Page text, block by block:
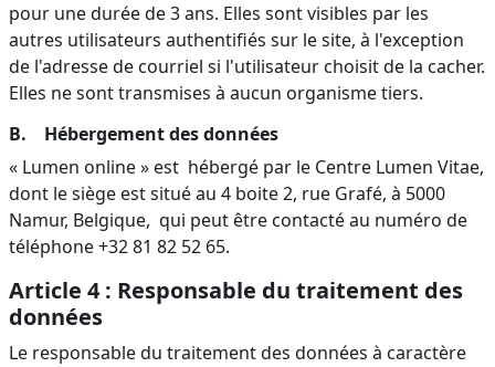
pour une durée de 3 ans. Elles sont visibles par les
autres utilisateurs authentifiés sur le site, à l'exception
de l'adresse de courriel si l'utilisateur choisit de la cacher.
Elles ne sont transmises à aucun organisme tiers.
B. Hébergement des données
« Lumen online » est hébergé par le Centre Lumen Vitae,
dont le siège est situé au 4 boite 2, rue Grafé, à 5000
Namur, Belgique, qui peut être contacté au numéro de
téléphone +32 81 82 52 65.
Article 4 : Responsable du traitement des
données
Le responsable du traitement des données à caractère